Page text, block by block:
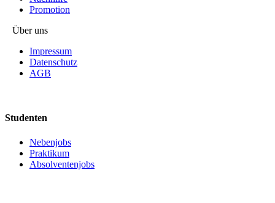
Promotion
Über uns
Impressum
Datenschutz
AGB
Studenten
Nebenjobs
Praktikum
Absolventenjobs